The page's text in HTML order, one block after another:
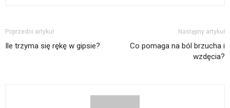
Poprzedni artykuł
Ile trzyma się rękę w gipsie?
Następny artykuł
Co pomaga na ból brzucha i
wzdęcia?